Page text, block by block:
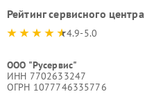
Рейтинг сервисного центра
4.9-5.0
ООО "Русервис"
ИНН 7702633247
ОГРН 1077746335776